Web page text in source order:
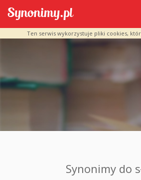
Ten serwis wykorzystuje pliki cookies,
Synonimy do